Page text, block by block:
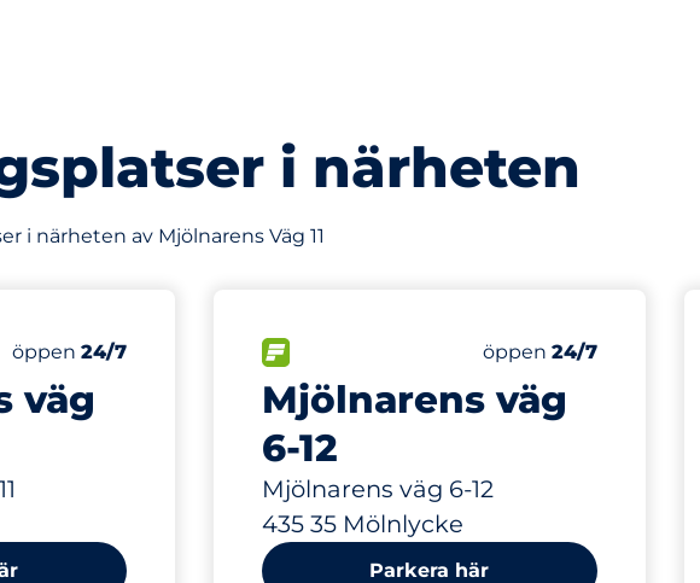
i närheten
i närheten av Mjölnarens Väg 11
väg
Antal parkeringsplatser:
Totalt antal platser
Lördag
öppen 24/7
Mjölnarens väg
6-12
Mjölnarens väg 6-12
435 35 Mölnlycke
Antal parkeringsplatser:
Totalt antal platser
Lördag
öppen24/7
47 m
Parkera här